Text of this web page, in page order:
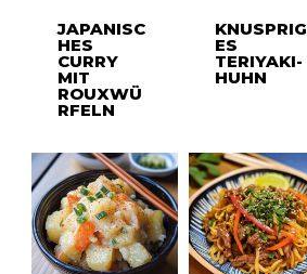
JAPANISC
HES
CURRY
MIT
ROUXWÜ
RFELN
KNUSPRIG
ES
TERIYAKI-
HUHN